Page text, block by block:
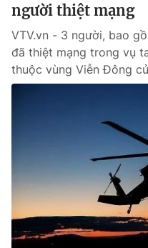
Nguyễn Trọng Ninh
024.38 355
Ðiện thoại Thời báo VTV:
Email: toasoan@vtv.vn
Liên hệ quảng cáo:024-
người thiệt mạng
VTV.vn - 3 người, bao
đã thiệt mạng trong vụ
thuộc vùng Viễn Đông